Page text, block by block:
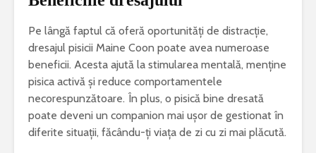
Pe lângă faptul că oferă oportunități de distracție,
dresajul pisicii Maine Coon poate avea numeroase
beneficii. Acesta ajută la stimularea mentală, menține
pisica activă și reduce comportamentele
necorespunzătoare. În plus, o pisică bine dresată
poate deveni un companion mai ușor de gestionat în
diferite situații, făcându-ți viața de zi cu zi mai plăcută.